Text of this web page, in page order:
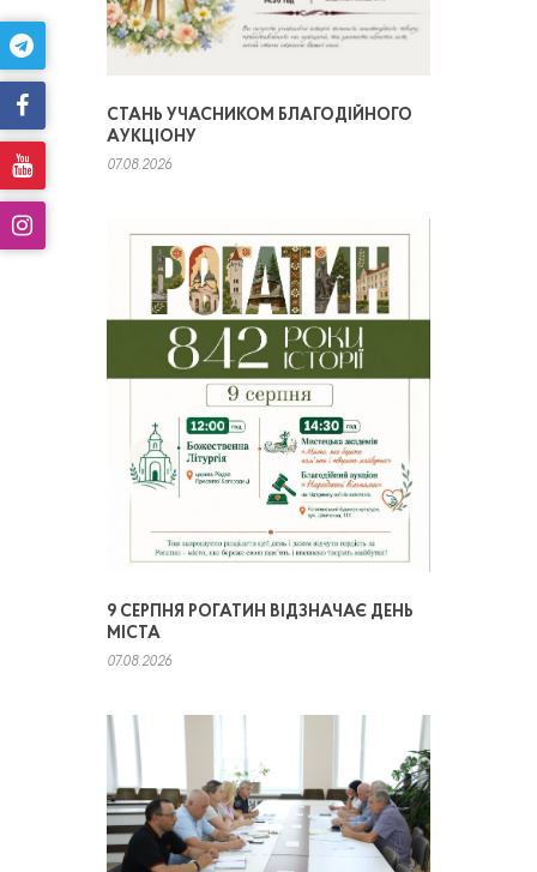
СТАНЬ УЧАСНИКОМ БЛАГОДІЙНОГО
АУКЦІОНУ
07.08.2026
9 СЕРПНЯ РОГАТИН ВІДЗНАЧАЄ ДЕНЬ
МІСТА
07.08.2026